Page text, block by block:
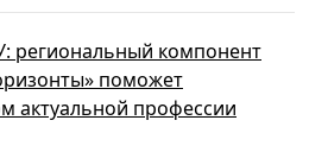
региональный компонент
поможет
актуальной профессии